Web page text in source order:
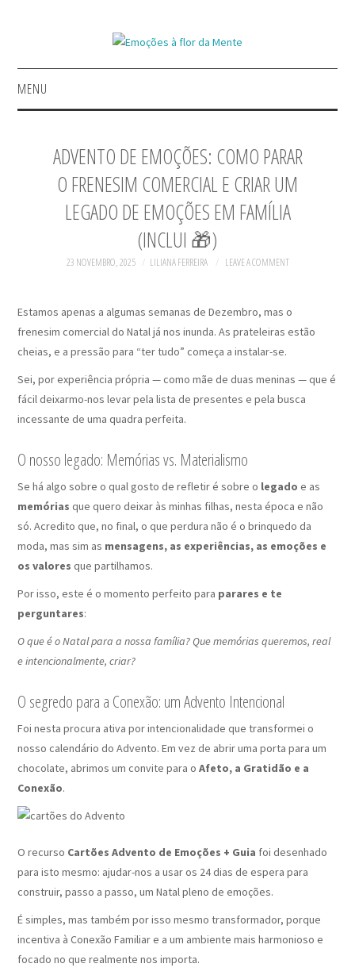
MENU
GERIR EMOÇÕES
A INSPIRAR
REFLETIR COM CONTOS
ADVENTO DE EMOÇÕES: COMO PARAR
O FRENESIM COMERCIAL E CRIAR UM
LEGADO DE EMOÇÕES EM FAMÍLIA
(INCLUI 🎁)
23 NOVEMBRO, 2025 LILIANA FERREIRA LEAVE A COMMENT
Estamos apenas a algumas semanas de Dezembro, mas o
frenesim comercial do Natal já nos inunda. As prateleiras estão
cheias, e a pressão para “ter tudo” começa a instalar-se.
Sei, por experiência própria — como mãe de duas meninas — que é
fácil deixarmo-nos levar pela lista de presentes e pela busca
incessante de uma quadra perfeita.
O nosso legado: Memórias vs. Materialismo
Se há algo sobre o qual gosto de refletir é sobre o legado e as
memórias que quero deixar às minhas filhas, nesta época e não
só. Acredito que, no final, o que perdura não é o brinquedo da
moda, mas sim as mensagens, as experiências, as emoções e
os valores que partilhamos.
Por isso, este é o momento perfeito para parares e te
perguntares:
O que é o Natal para a nossa família? Que memórias queremos, real
e intencionalmente, criar?
O segredo para a Conexão: um Advento Intencional
Foi nesta procura ativa por intencionalidade que transformei o
nosso calendário do Advento. Em vez de abrir uma porta para um
chocolate, abrimos um convite para oAfeto, a Gratidão e a
Conexão.
O recurso Cartões Advento de Emoções + Guia foi desenhado
para isto mesmo: ajudar-nos a usar os 24 dias de espera para
construir, passo a passo, um Natal pleno de emoções.
É simples, mas também por isso mesmo transformador, porque
incentiva à Conexão Familiar e a um ambiente mais harmonioso e
focado no que realmente nos importa.